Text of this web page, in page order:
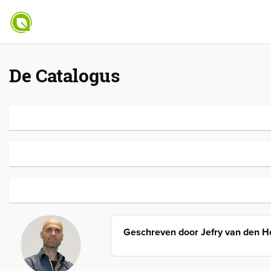
De Catalogus
Geschreven door Jefry van den